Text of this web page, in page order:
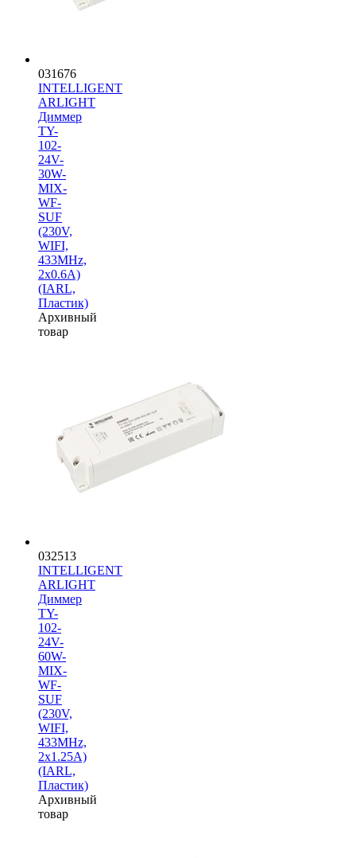
031676
INTELLIGENT
ARLIGHT
Диммер
TY-
102-
24V-
30W-
MIX-
WF-
SUF
(230V,
WIFI,
433MHz,
2x0.6A)
(IARL,
Пластик)
Архивный
товар
032513
INTELLIGENT
ARLIGHT
Диммер
TY-
102-
24V-
60W-
MIX-
WF-
SUF
(230V,
WIFI,
433MHz,
2x1.25A)
(IARL,
Пластик)
Архивный
товар